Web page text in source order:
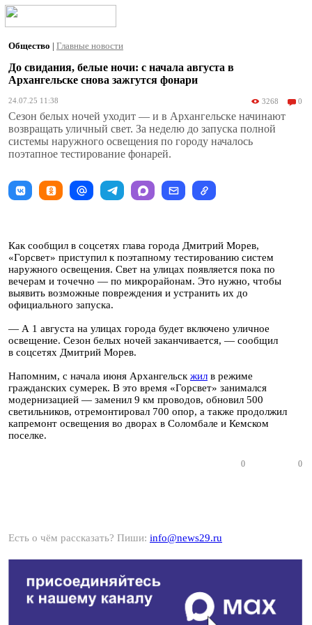
Общество | Главные новости
До свидания, белые ночи: с начала августа в
Архангельске снова зажгутся фонари
24.07.25 11:38 3268 0
Сезон белых ночей уходит — и в Архангельске начинают
возвращать уличный свет. За неделю до запуска полной
системы наружного освещения по городу началось
поэтапное тестирование фонарей.
Как сообщил в соцсетях глава города Дмитрий Морев,
«Горсвет» приступил к поэтапному тестированию систем
наружного освещения. Свет на улицах появляется пока по
вечерам и точечно — по микрорайонам. Это нужно, чтобы
выявить возможные повреждения и устранить их до
официального запуска.
— А 1 августа на улицах города будет включено уличное
освещение. Сезон белых ночей заканчивается, — сообщил
в соцсетях Дмитрий Морев.
Напомним, с начала июня Архангельск жил в режиме
гражданских сумерек. В это время «Горсвет» занимался
модернизацией — заменил 9 км проводов, обновил 500
светильников, отремонтировал 700 опор, а также продолжил
капремонт освещения во дворах в Соломбале и Кемском
поселке.
0 0
Есть о чём рассказать? Пиши: info@news29.ru